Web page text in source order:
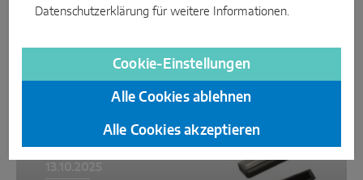
NEUIGKEITDatenschutzerklärung für weitere Informationen.
Cookie-Einstellungen
Alle Cookies ablehnen
Alle Cookies akzeptieren